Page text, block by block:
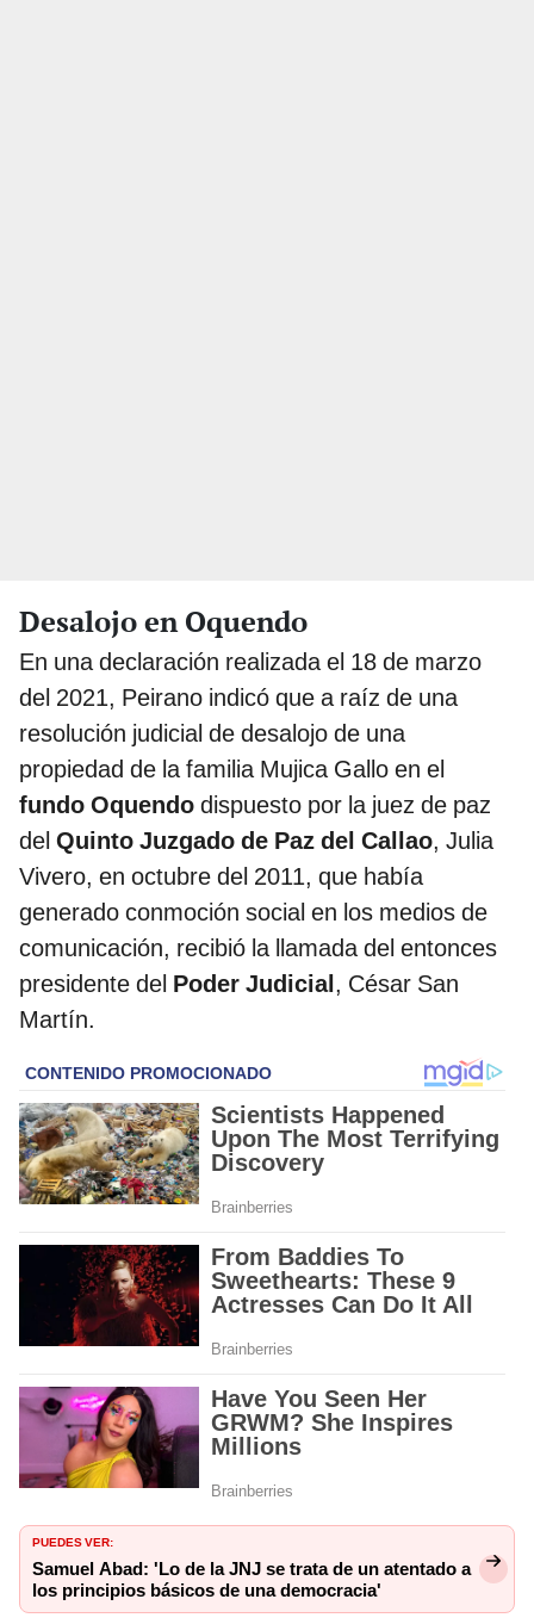
Desalojo en Oquendo
En una declaración realizada el 18 de marzo
del 2021, Peirano indicó que a raíz de una
resolución judicial de desalojo de una
propiedad de la familia Mujica Gallo en el
fundo Oquendo dispuesto por la juez de paz
del Quinto Juzgado de Paz del Callao, Julia
Vivero, en octubre del 2011, que había
generado conmoción social en los medios de
comunicación, recibió la llamada del entonces
presidente del Poder Judicial, César San
Martín.
PUEDES VER:
Samuel Abad: 'Lo de la JNJ se trata de un atentado a
los principios básicos de una democracia'